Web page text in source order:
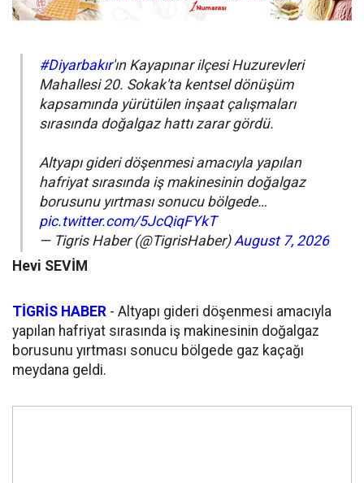
#Diyarbakır'ın Kayapınar ilçesi Huzurevleri
Mahallesi 20. Sokak'ta kentsel dönüşüm
kapsamında yürütülen inşaat çalışmaları
sırasında doğalgaz hattı zarar gördü.
Altyapı gideri döşenmesi amacıyla yapılan
hafriyat sırasında iş makinesinin doğalgaz
borusunu yırtması sonucu bölgede…
pic.twitter.com/5JcQiqFYkT
— Tigris Haber (@TigrisHaber)August 7, 2026
Hevi SEVİM
TİGRİS HABER - Altyapı gideri döşenmesi amacıyla
yapılan hafriyat sırasında iş makinesinin doğalgaz
borusunu yırtması sonucu bölgede gaz kaçağı
meydana geldi.